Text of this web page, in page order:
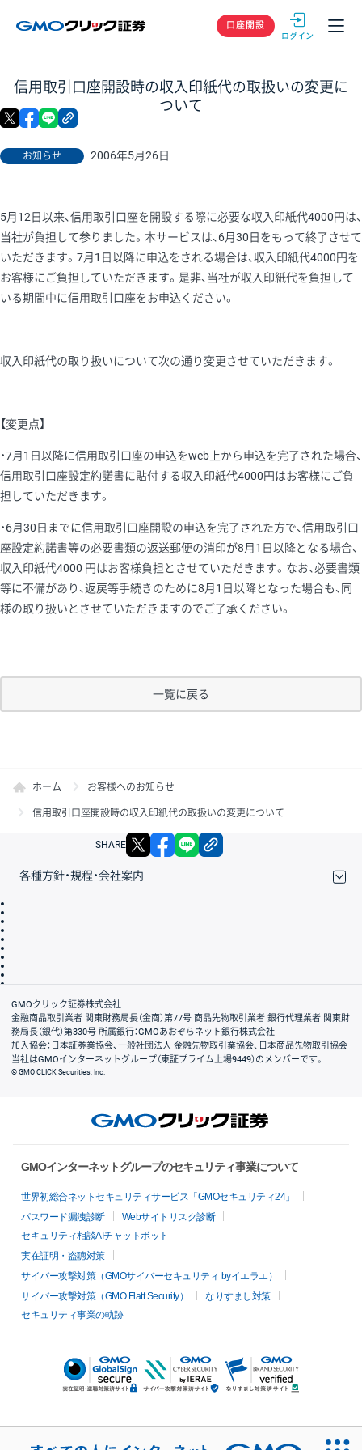
GMOクリック
口座開設
信用取引口座開設時の収入印紙代の取扱いの変更に
ついて
お知らせ 2006年5月26日
X facebook
5月12日以来、信用取引口座を開設する際に必要な収入印紙代4000円は、
当社が負担して参りました。本サービスは、6月30日をもって終了させて
いただきます。7月1日以降に申込をされる場合は、収入印紙代4000円を
お客様にご負担していただきます。是非、当社が収入印紙代を負担して
いる期間中に信用取引口座をお申込ください。
収入印紙代の取り扱いについて次の通り変更させていただきます。
【変更点】
・7月1日以降に信用取引口座の申込をweb上から申込を完了された場合、
信用取引口座設定約諾書に貼付する収入印紙代4000円はお客様にご負
担していただきます。
・6月30日までに信用取引口座開設の申込を完了された方で、信用取引口
座設定約諾書等の必要書類の返送郵便の消印が8月1日以降となる場合、
収入印紙代4000 円はお客様負担とさせていただきます。なお、必要書類
等に不備があり、返戻等手続きのために8月1日以降となった場合も、同
様の取り扱いとさせていただきますのでご了承ください。
一覧に戻る
ホーム お客様へのお知らせ
信用取引口座開設時の収入印紙代の取扱いの変更について
SHARE X facebook
各種方針・規程・会社案内
会社案内
GMOクリック証券株式会社
金融商品取引業者 関東財務局長（金商）第77号 商品先物取引業者 銀行代理業者 関東財
務局長（銀代）第330号 所属銀行：GMOあおぞらネット銀行株式会社
加入協会：日本証券業協会、一般社団法人 金融先物取引業協会、日本商品先物取引協会
当社はGMOインターネットグループ（東証プライム上場9449）のメンバーです。
© GMO CLICK Securities, Inc.
GMOインターネットグループのセキュリティ事業について
世界初総合ネットセキュリティサービス「GMOセキュリティ24」
パスワード漏洩診断
Webサイトリスク診断
セキュリティ相談AIチャットボット
実在証明・盗聴対策
サイバー攻撃対策（GMOサイバーセキュリティ byイエラエ）
サイバー攻撃対策（GMO Flatt Security）
なりすまし対策
セキュリティ事業の軌跡